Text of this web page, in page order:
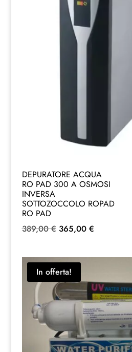
DEPURATORE ACQUA
RO PAD 300 A OSMOSI
INVERSA
SOTTOZOCCOLO ROPAD
RO PAD
389,00€ Il
originale
era:
389,00 €.
365,00 €Il
attuale
365,00 €.
In offerta!